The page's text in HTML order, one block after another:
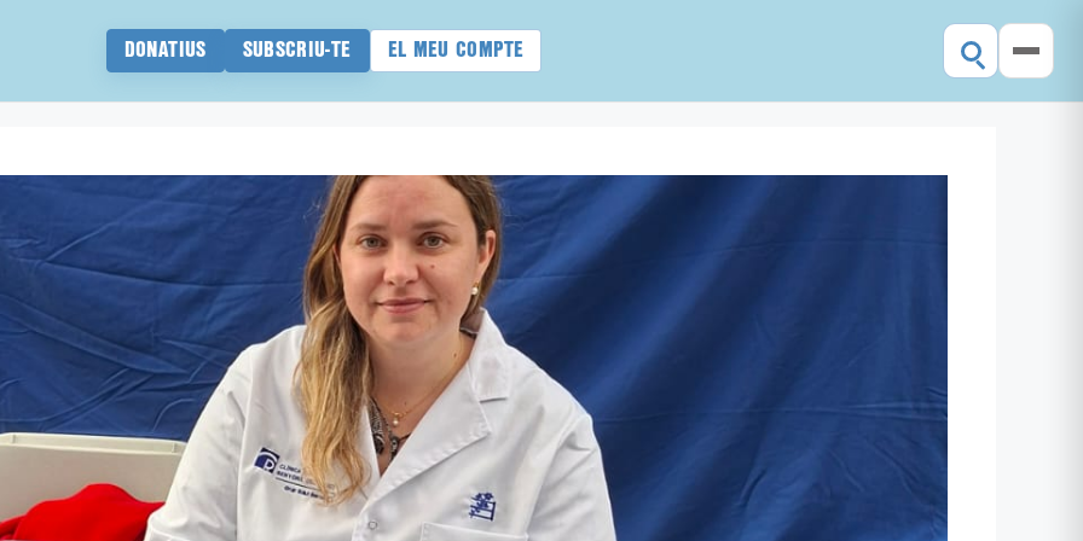
DONATIUS SUBSCRIU-TE EL MEU COMPTE